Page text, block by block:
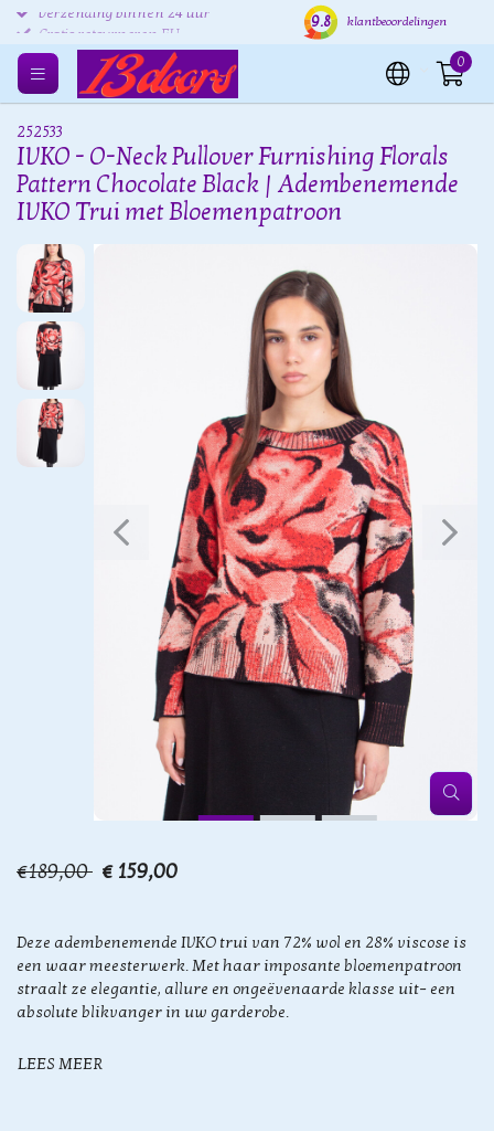
Verzending binnen 24 uur Gratis verzenden EU
9.8 klantbeoordelingen
0
252533
IVKO - O-Neck Pullover Furnishing Florals
Pattern Chocolate Black | Adembenemende
IVKO Trui met Bloemenpatroon
€189,00 € 159,00
Deze adembenemende IVKO trui van 72% wol en 28% viscose is
een waar meesterwerk. Met haar imposante bloemenpatroon
straalt ze elegantie, allure en ongeëvenaarde klasse uit– een
absolute blikvanger in uw garderobe.
LEES MEER